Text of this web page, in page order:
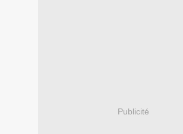
Publicité